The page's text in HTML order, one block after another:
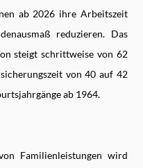
ab 2026 ihre Arbeitszeit
reduzieren. Das
steigt schrittweise von 62
von 40 auf 42
ab 1964.
Familienleistungen wird